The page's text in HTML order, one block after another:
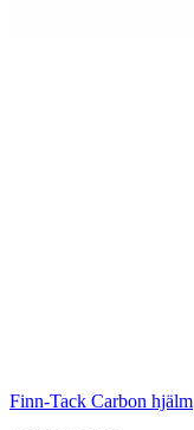
Finn-Tack Carbon hjälm